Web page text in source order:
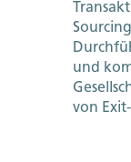
und
von